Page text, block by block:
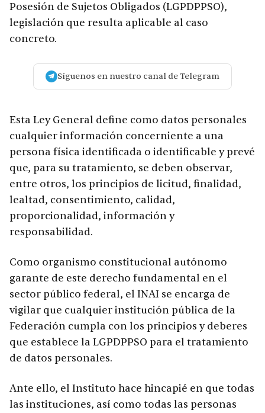
Posesión de Sujetos Obligados (LGPDPPSO),
legislación que resulta aplicable al caso
concreto.
Síguenos en nuestro canal de Telegram
Esta Ley General define como datos personales
cualquier información concerniente a una
persona física identificada o identificable y prevé
que, para su tratamiento, se deben observar,
entre otros, los principios de licitud, finalidad,
lealtad, consentimiento, calidad,
proporcionalidad, información y
responsabilidad.
Como organismo constitucional autónomo
garante de este derecho fundamental en el
sector público federal, el INAI se encarga de
vigilar que cualquier institución pública de la
Federación cumpla con los principios y deberes
que establece la LGPDPPSO para el tratamiento
de datos personales.
Ante ello, el Instituto hace hincapié en que todas
las instituciones, así como todas las personas